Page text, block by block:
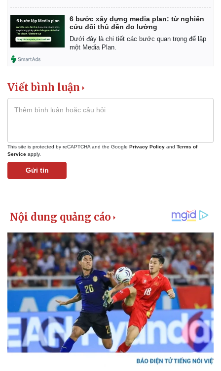
Thể thao
Bóng đá
Lịch thi đấu bóng đá
Thế giới thể thao
eSports
Hậu trường
Ô tô - Xe máy
Ô tô
Xe máy
Tư vấn
6 bước xây dựng media plan: từ nghiên
cứu đối thủ đến đo lường
Dưới đây là chi tiết các bước quan trọng để lập
một Media Plan.
Viết bình luận
This site is protected by reCAPTCHA and the Google Privacy Policy and Terms of
Service apply.
Gửi tin